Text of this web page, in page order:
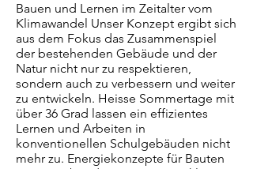
Bauen und Lernen im Zeitalter vom
Klimawandel Unser Konzept ergibt sich
aus dem Fokus das Zusammenspiel
der bestehenden Gebäude und der
Natur nicht nur zu respektieren,
sondern auch zu verbessern und weiter
zu entwickeln. Heisse Sommertage mit
über 36 Grad lassen ein effizientes
Lernen und Arbeiten in
konventionellen Schulgebäuden nicht
mehr zu. Energiekonzepte für Bauten